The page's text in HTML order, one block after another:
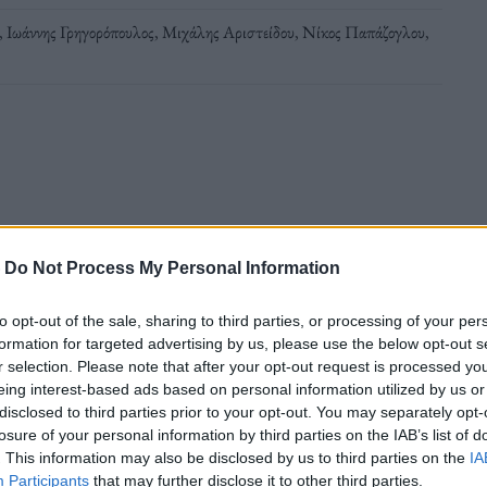
Do Not Process My Personal Information
opt-out of the sale, sharing to third parties, or processing of your
for targeted advertising by us, please use the below opt-out
selection. Please note that after your opt-out request is processed
interest-based ads based on personal information utilized by us
to third parties prior to your opt-out. You may separately
of your personal information by third parties on the IAB’s list of
This information may also be disclosed by us to third parties on the
Participants that may further disclose it to other third parties.
, Ιωάννης Γρηγορόπουλος, Μιχάλης Αριστείδου, Νίκος Παπάζογλου,
να βρεις απαντήσεις»
καλλιτέχνη (τραγουδοποιό-γλύπτη)
Περιπλανήσεις, κάποτε χάλαγε κόσμο
τις ευλογίες του Νίκου Παπάζογλου.